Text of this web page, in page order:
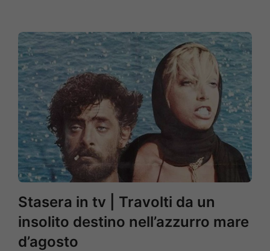
Stasera in tv | Travolti da un
insolito destino nell’azzurro mare
d’agosto